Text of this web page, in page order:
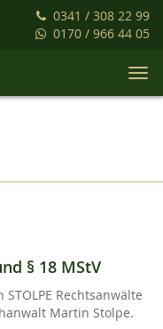
0341 / 308 22 99
0170 / 966 44 05
§ 18 MStV
Rechtsanwälte
Martin Stolpe.